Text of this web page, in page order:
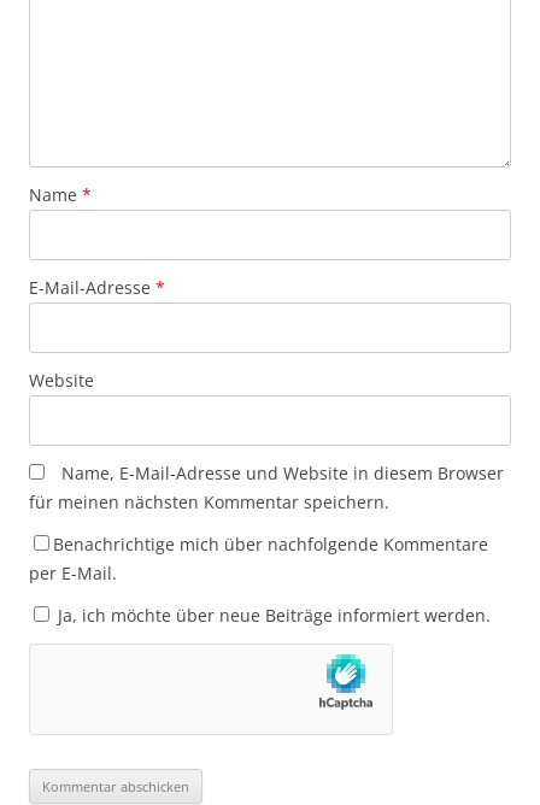
Name *
E-Mail-Adresse *
Website
Name, E-Mail-Adresse und Website in diesem Browser
für meinen nächsten Kommentar speichern.
Benachrichtige mich über nachfolgende Kommentare
per E-Mail.
Ja, ich möchte über neue Beiträge informiert werden.